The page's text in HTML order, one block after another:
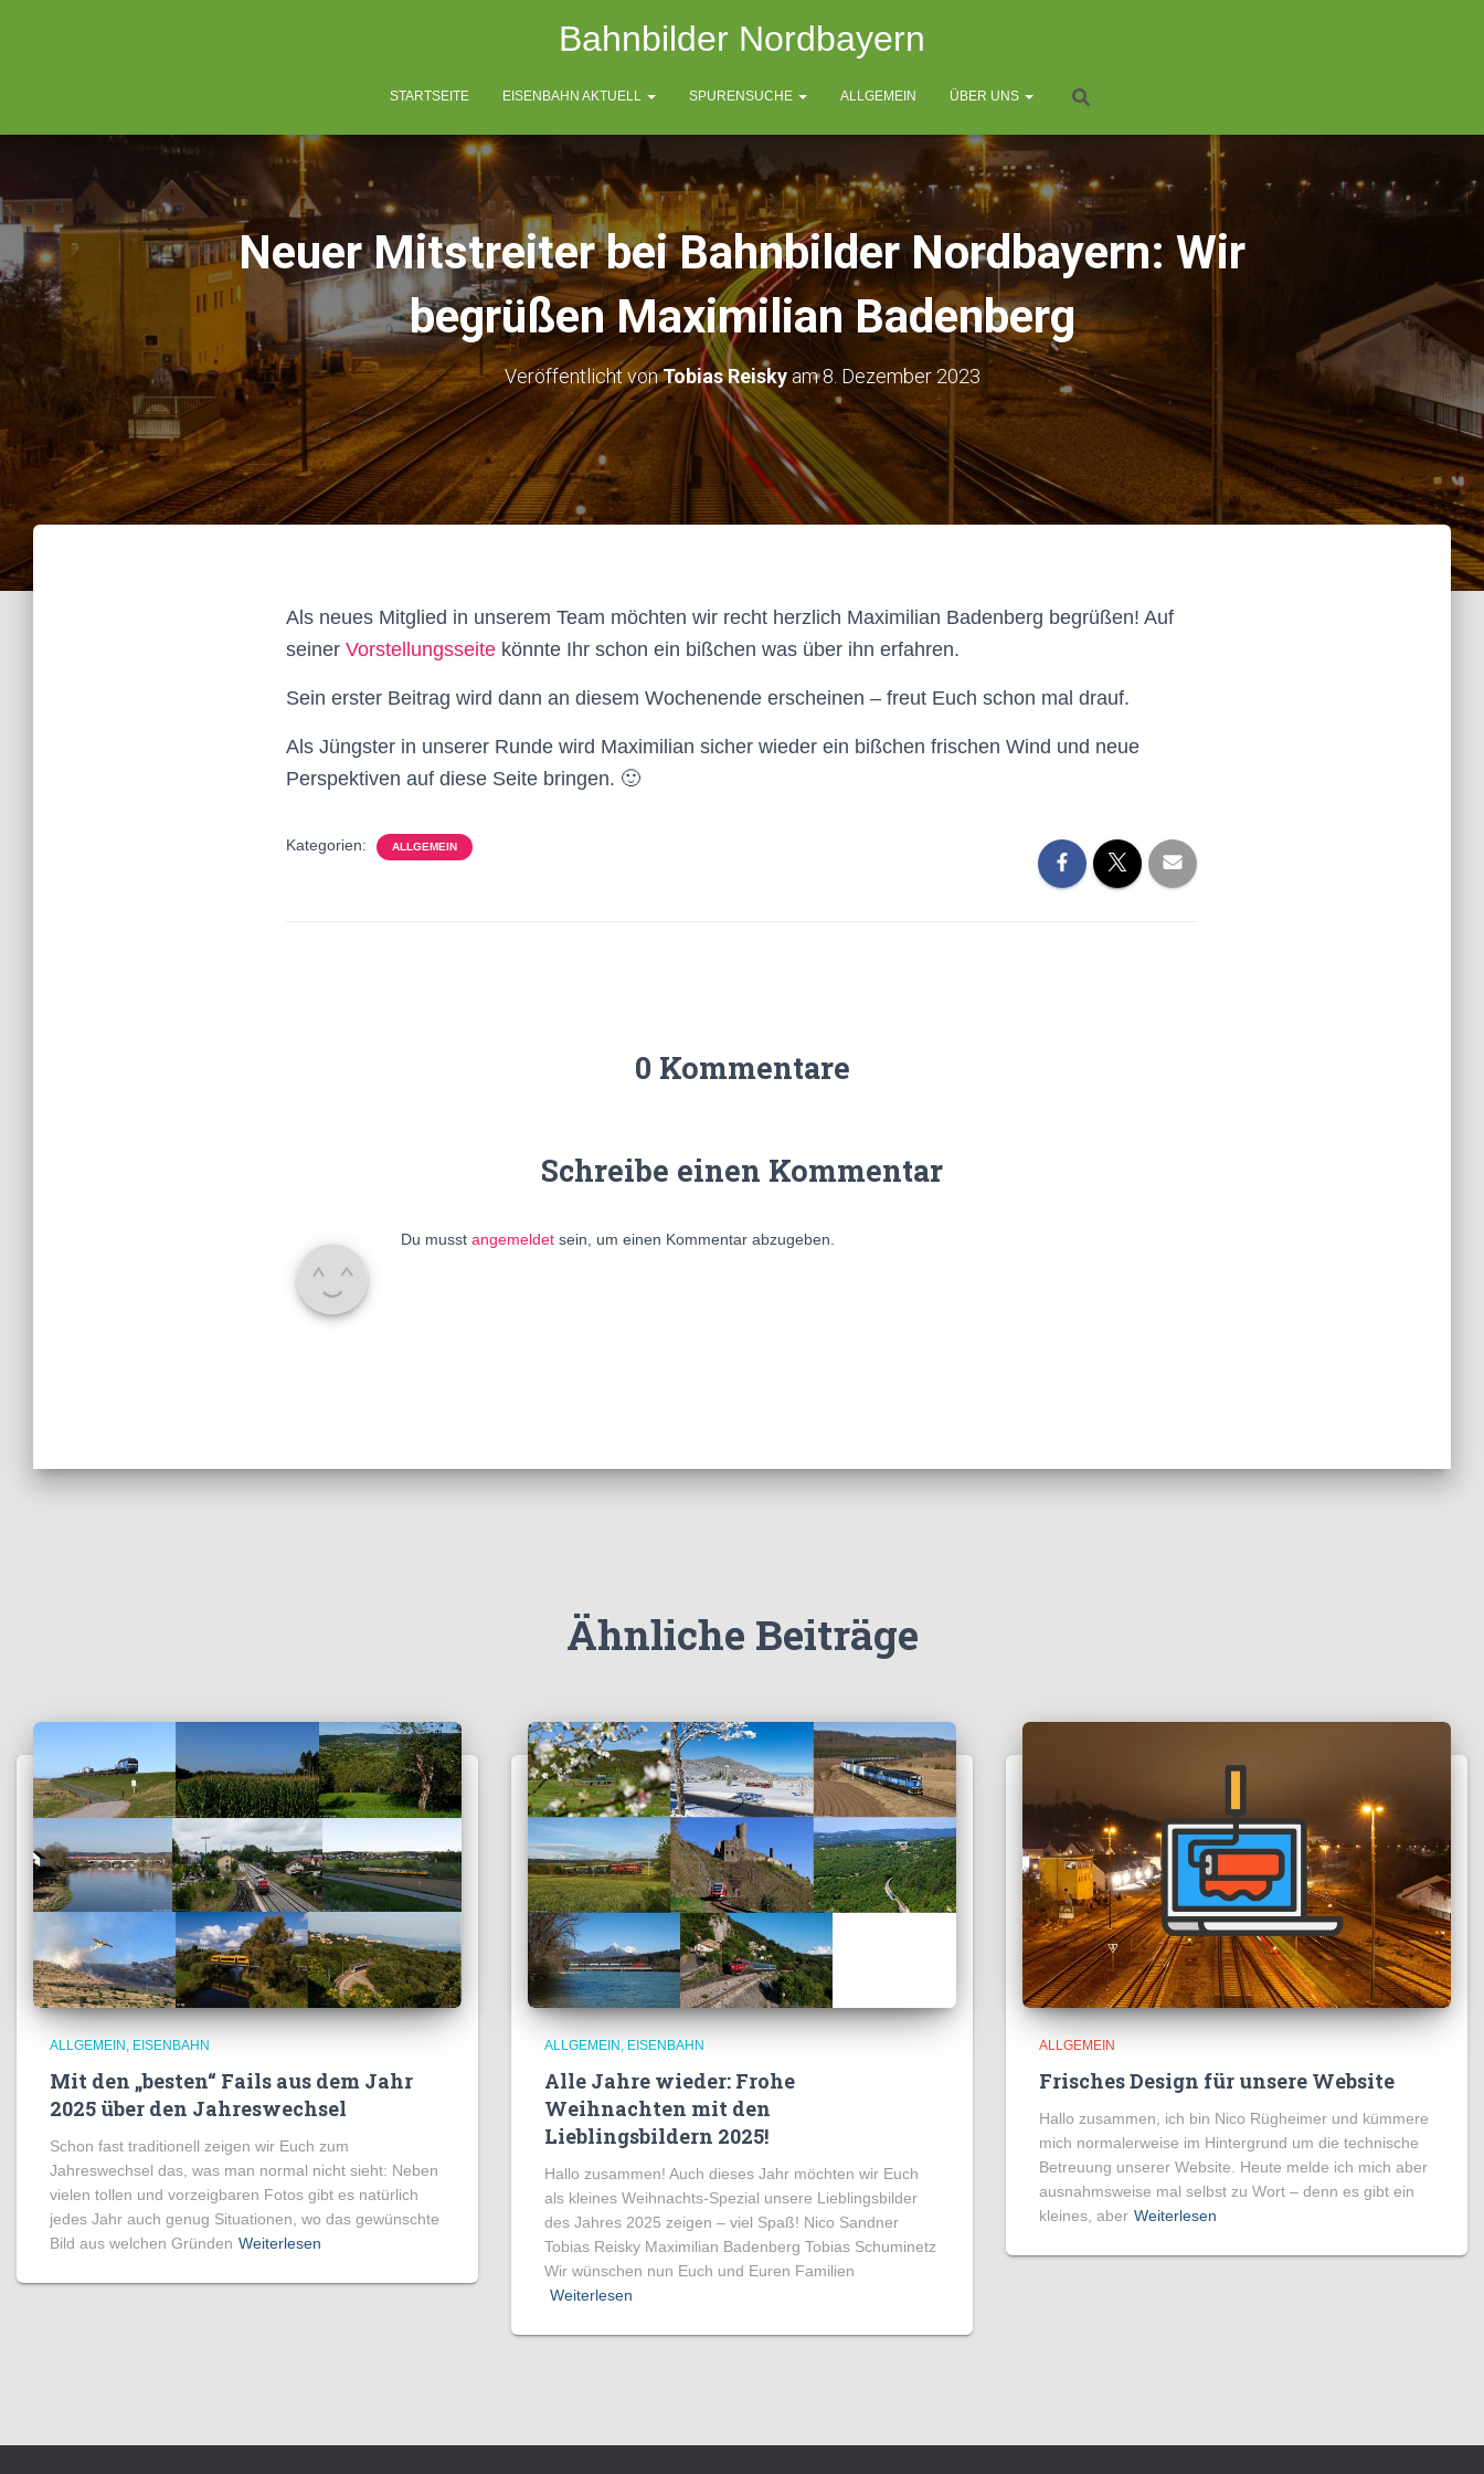
Bahnbilder Nordbayern
STARTSEITE EISENBAHN AKTUELL SPURENSUCHE ALLGEMEIN ÜBER UNS
Neuer Mitstreiter bei Bahnbilder Nordbayern: Wir
begrüßen Maximilian Badenberg
Veröffentlicht vonTobias Reiskyam8. Dezember 2023
Als neues Mitglied in unserem Team möchten wir recht herzlich Maximilian Badenberg begrüßen! Auf
seiner Vorstellungsseite könnte Ihr schon ein bißchen was über ihn erfahren.
Sein erster Beitrag wird dann an diesem Wochenende erscheinen – freut Euch schon mal drauf.
Als Jüngster in unserer Runde wird Maximilian sicher wieder ein bißchen frischen Wind und neue
Perspektiven auf diese Seite bringen. 🙂
Kategorien: ALLGEMEIN
0 Kommentare
Schreibe einen Kommentar
Du musst angemeldet sein, um einen Kommentar abzugeben.
Ähnliche Beiträge
ALLGEMEIN EISENBAHN
Mit den „besten“ Fails aus dem Jahr
2025 über den Jahreswechsel
Schon fast traditionell zeigen wir Euch zum
Jahreswechsel das, was man normal nicht sieht: Neben
vielen tollen und vorzeigbaren Fotos gibt es natürlich
jedes Jahr auch genug Situationen, wo das gewünschte
Bild aus welchen Gründen Weiterlesen
ALLGEMEIN EISENBAHN
Alle Jahre wieder: Frohe
Weihnachten mit den
Lieblingsbildern 2025!
Hallo zusammen! Auch dieses Jahr möchten wir Euch
als kleines Weihnachts-Spezial unsere Lieblingsbilder
des Jahres 2025 zeigen – viel Spaß! Nico Sandner
Tobias Reisky Maximilian Badenberg Tobias Schuminetz
Wir wünschen nun Euch und Euren Familien
Weiterlesen
ALLGEMEIN
Frisches Design für unsere Website
Hallo zusammen, ich bin Nico Rügheimer und kümmere
mich normalerweise im Hintergrund um die technische
Betreuung unserer Website. Heute melde ich mich aber
ausnahmsweise mal selbst zu Wort – denn es gibt ein
kleines, aber Weiterlesen